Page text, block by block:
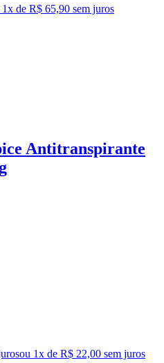
1x de R$ 65,90 sem juros
Antitranspirante
ou 1x de R$ 22,00 sem juros